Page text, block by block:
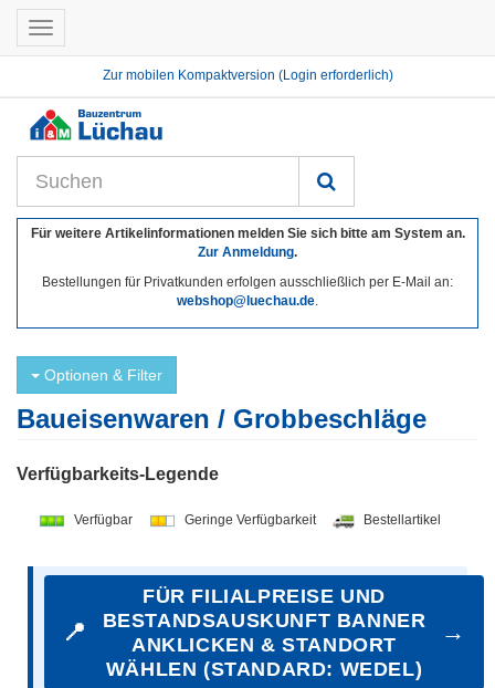
Zur mobilen Kompaktversion (Login erforderlich)
Toggle
navigation
Für weitere Artikelinformationen melden Sie sich bitte am System an.
Zur Anmeldung.
Bestellungen für Privatkunden erfolgen ausschließlich per E-Mail an:
webshop@luechau.de.
Optionen & Filter
Baueisenwaren / Grobbeschläge
Verfügbarkeits-Legende
Verfügbar Geringe Verfügbarkeit Bestellartikel
📍
FÜR FILIALPREISE UND
BESTANDSAUSKUNFT BANNER
ANKLICKEN & STANDORT
WÄHLEN (STANDARD: WEDEL)
→